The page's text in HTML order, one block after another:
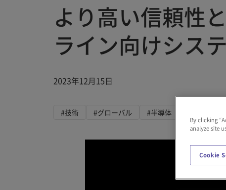
より高い信頼性
ライン向けシス
2023年12月15日
#技術 #グローバル #半導体
By clicking
analyze site
Cookie